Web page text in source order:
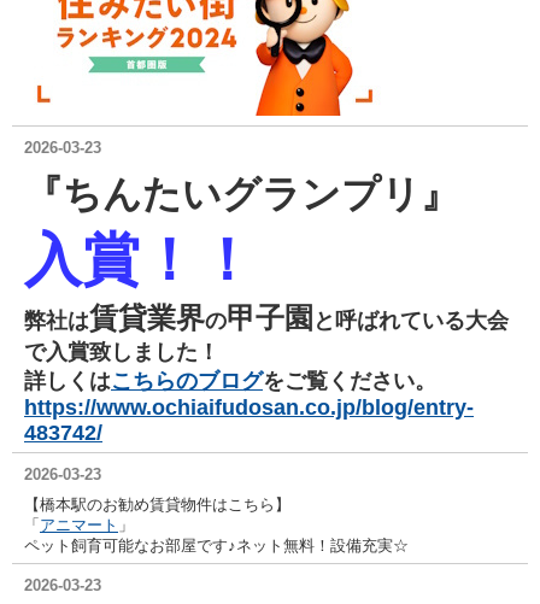
2026-03-23
『ちんたいグランプリ』
入賞 ！！
弊社は賃貸業界の甲子園 と呼ばれている大会
で入賞致しました！
詳しくはこちらのブログをご覧ください。
https://www.ochiaifudosan.co.jp/blog/entry-
483742/
2026-03-23
【橋本駅のお勧め賃貸物件はこちら】
「 アニマート 」
ペット飼育可能なお部屋です♪ネット無料！設備充実☆
2026-03-23